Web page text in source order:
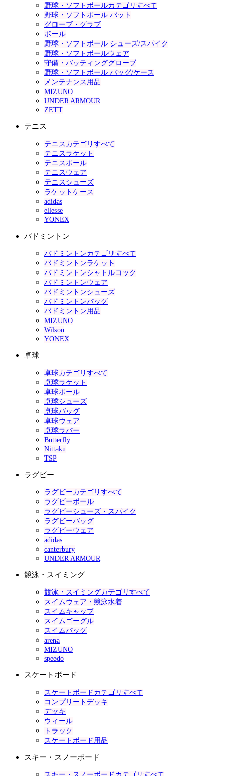
野球・ソフトボールカテゴリすべて
野球・ソフトボール バット
グローブ・グラブ
ボール
野球・ソフトボール シューズ/スパイク
野球・ソフトボールウェア
守備・バッティンググローブ
野球・ソフトボール バッグ/ケース
メンテナンス用品
MIZUNO
UNDER ARMOUR
ZETT
テニス
テニスカテゴリすべて
テニスラケット
テニスボール
テニスウェア
テニスシューズ
ラケットケース
adidas
ellesse
YONEX
バドミントン
バドミントンカテゴリすべて
バドミントンラケット
バドミントンシャトルコック
バドミントンウェア
バドミントンシューズ
バドミントンバッグ
バドミントン用品
MIZUNO
Wilson
YONEX
卓球
卓球カテゴリすべて
卓球ラケット
卓球ボール
卓球シューズ
卓球バッグ
卓球ウェア
卓球ラバー
Butterfly
Nittaku
TSP
ラグビー
ラグビーカテゴリすべて
ラグビーボール
ラグビーシューズ・スパイク
ラグビーバッグ
ラグビーウェア
adidas
canterbury
UNDER ARMOUR
競泳・スイミング
競泳・スイミングカテゴリすべて
スイムウェア・競泳水着
スイムキャップ
スイムゴーグル
スイムバッグ
arena
MIZUNO
speedo
スケートボード
スケートボードカテゴリすべて
コンプリートデッキ
デッキ
ウィール
トラック
スケートボード用品
スキー・スノーボード